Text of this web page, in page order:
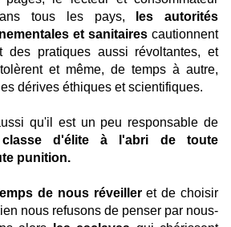
tous les pays, les autorités
et sanitaires cautionnent
des pratiques aussi révoltantes, et
et même, de temps à autre,
dérives éthiques et scientifiques.
qu'il est un peu responsable de
classe d'élite à l'abri de toute
punition.
de nous réveilleret de choisir
nous refusons de penser par nous-